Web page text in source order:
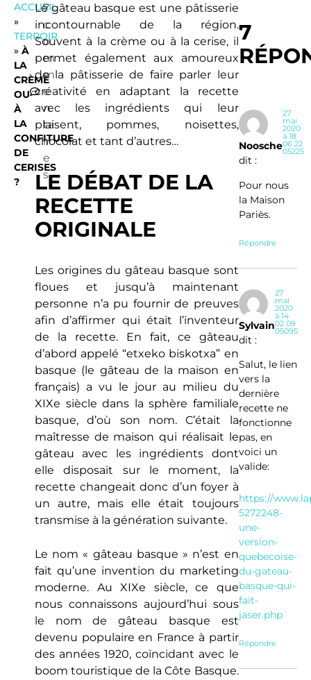
ACCUEIL
»
TERROIR
» À
LA
CRÈME
OU
À
LA
CONFITURE
DE
CERISES
?
7
c
o
m
m
e
n
ta
ir
e
s
Le gâteau basque est une pâtisserie
incontournable de la région.
Souvent à la crème ou à la cerise, il
permet également aux amoureux
de la pâtisserie de faire parler leur
créativité en adaptant la recette
avec les ingrédients qui leur
plaisent, pommes, noisettes,
chocolat et tant d’autres…
LE DÉBAT DE LA
RECETTE
ORIGINALE
Les origines du gâteau basque sont
floues et jusqu’à maintenant
personne n’a pu fournir de preuves
afin d’affirmer qui était l’inventeur
de la recette. En fait, ce gâteau
d’abord appelé “etxeko biskotxa” en
basque (le gâteau de la maison en
français) a vu le jour au milieu du
XIXe siècle dans la sphère familiale
basque, d’où son nom. C’était la
maîtresse de maison qui réalisait le
gâteau avec les ingrédients dont
elle disposait sur le moment, la
recette changeait donc d’un foyer à
un autre, mais elle était toujours
transmise à la génération suivante.
Le nom « gâteau basque » n’est en
fait qu’une invention du marketing
moderne. Au XIXe siècle, ce que
nous connaissons aujourd’hui sous
le nom de gâteau basque est
devenu populaire en France à partir
des années 1920, coïncidant avec le
boom touristique de la Côte Basque.
7
Noosche
dit :
27
mai
2020
à 18
06 22
05225
Pour nous
la Maison
Pariès.
Répondre
Sylvain
dit :
27
mai
2020
à 14
02 09
05095
Salut, le lien
vers la
dernière
recette ne
fonctionne
pas, en
voici un
valide:
https://
5272248-
une-
version-
quebecoise-
du-gateau-
basque-qui-
fait-
jaser.php
Répondre